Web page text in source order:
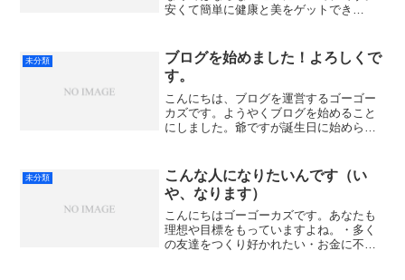
安くて簡単に健康と美をゲットでき
ますね？とはいえ値段でいえば水も高く
なりました。“捻るとジャーッ...
未分類
ブログを始めました！よろしくで
す。
こんにちは、ブログを運営するゴーゴー
カズです。ようやくブログを始めること
にしました。爺ですが誕生日に始められ
記事を書いていくとなると何を書いたら
いいのか正直悩みます。有...
未分類
こんな人になりたいんです（い
や、なります）
こんにちはゴーゴーカズです。あなたも
理想や目標をもっていますよね。・多く
の友達をつくり好かれたい・お金に不自